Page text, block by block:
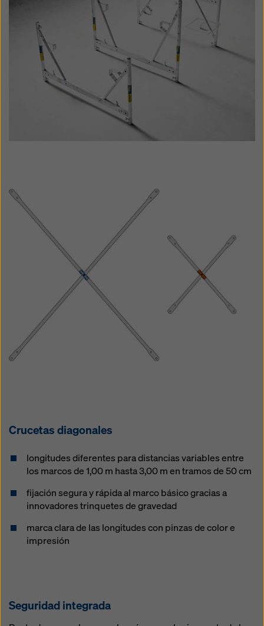
Crucetas diagonales
longitudes diferentes para distancias variables entre
los marcos de 1,00 m hasta 3,00 m en tramos de 50 cm
fijación segura y rápida al marco básico gracias a
innovadores trinquetes de gravedad
marca clara de las longitudes con pinzas de color e
impresión
Seguridad integrada